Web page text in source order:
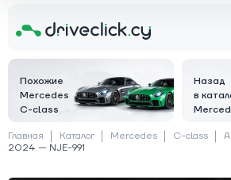
Похожие
Mercedes
C-class
Назад
в
Главная Каталог Mercedes C-class
2024 — NJE-991